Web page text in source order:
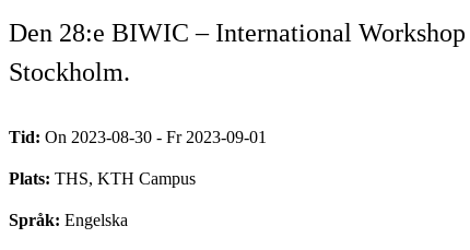
Den 28:e BIWIC – International
Stockholm.
Tid: On 2023-08-30 - Fr 2023-09-01
Plats: THS, KTH Campus
Språk: Engelska